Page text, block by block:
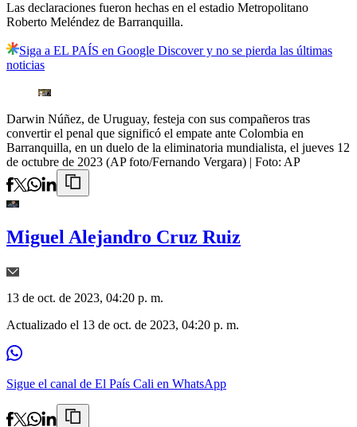
Las declaraciones fueron hechas en el estadio Metropolitano
Roberto Meléndez de Barranquilla.
Siga a EL PAÍS en Google Discover y no se pierda las últimas
noticias
Darwin Núñez, de Uruguay, festeja con sus compañeros tras
convertir el penal que significó el empate ante Colombia en
Barranquilla, en un duelo de la eliminatoria mundialista, el jueves 12
de octubre de 2023 (AP foto/Fernando Vergara) | Foto: AP
Miguel Alejandro Cruz Ruiz
13 de oct. de 2023, 04:20 p. m.
Actualizado el 13 de oct. de 2023, 04:20 p. m.
Sigue el canal de El País Cali en WhatsApp